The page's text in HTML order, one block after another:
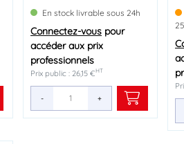
En stock livrable sous 24h
Connectez-vous pour
accéder aux prix
professionnels
Prix public : 26,15 €HT
- +